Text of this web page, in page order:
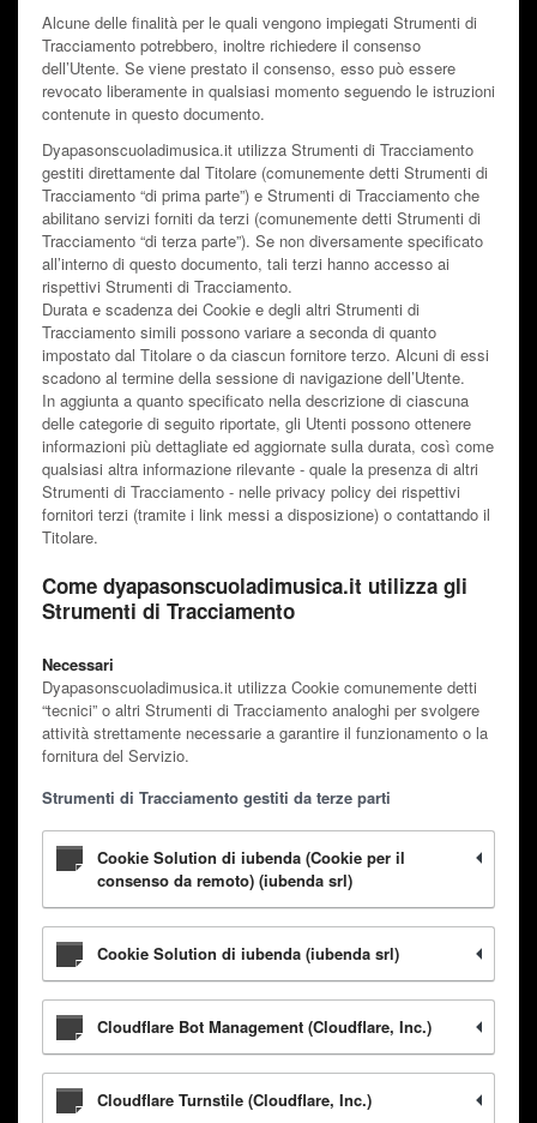
Alcune delle finalità per le quali vengono impiegati Strumenti di
Tracciamento potrebbero, inoltre richiedere il consenso
dell’Utente. Se viene prestato il consenso, esso può essere
revocato liberamente in qualsiasi momento seguendo le istruzioni
contenute in questo documento.
Dyapasonscuoladimusica.it utilizza Strumenti di Tracciamento
gestiti direttamente dal Titolare (comunemente detti Strumenti di
Tracciamento “di prima parte”) e Strumenti di Tracciamento che
abilitano servizi forniti da terzi (comunemente detti Strumenti di
Tracciamento “di terza parte”). Se non diversamente specificato
all’interno di questo documento, tali terzi hanno accesso ai
rispettivi Strumenti di Tracciamento.
Durata e scadenza dei Cookie e degli altri Strumenti di
Tracciamento simili possono variare a seconda di quanto
impostato dal Titolare o da ciascun fornitore terzo. Alcuni di essi
scadono al termine della sessione di navigazione dell’Utente.
In aggiunta a quanto specificato nella descrizione di ciascuna
delle categorie di seguito riportate, gli Utenti possono ottenere
informazioni più dettagliate ed aggiornate sulla durata, così come
qualsiasi altra informazione rilevante - quale la presenza di altri
Strumenti di Tracciamento - nelle privacy policy dei rispettivi
fornitori terzi (tramite i link messi a disposizione) o contattando il
Titolare.
Come dyapasonscuoladimusica.it utilizza gli
Strumenti di Tracciamento
Necessari
Dyapasonscuoladimusica.it utilizza Cookie comunemente detti
“tecnici” o altri Strumenti di Tracciamento analoghi per svolgere
attività strettamente necessarie a garantire il funzionamento o la
fornitura del Servizio.
Strumenti di Tracciamento gestiti da terze parti
Cookie Solution di iubenda (Cookie per il
consenso da remoto) (iubenda srl)
Cookie Solution di iubenda (iubenda srl)
Cloudflare Bot Management (Cloudflare, Inc.)
Cloudflare Turnstile (Cloudflare, Inc.)